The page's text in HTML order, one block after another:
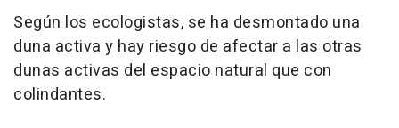
Según los ecologistas, se ha desmontado una
duna activa y hay riesgo de afectar a las otras
dunas activas del espacio natural que con
colindantes.